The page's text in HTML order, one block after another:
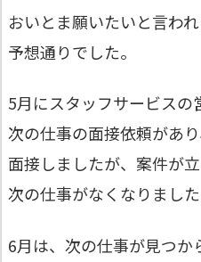
おいとま願いたいと言われ
予想通りでした。
5月にスタッフサービスの
次の仕事の面接依頼があり
面接しましたが、案件が
次の仕事がなくなりました
6月は、次の仕事が見つか